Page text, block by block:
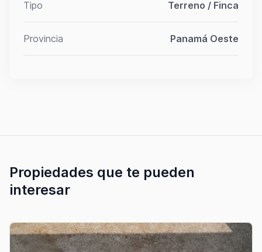
Tipo Terreno / Finca
Provincia Panamá Oeste
Propiedades que te pueden
interesar